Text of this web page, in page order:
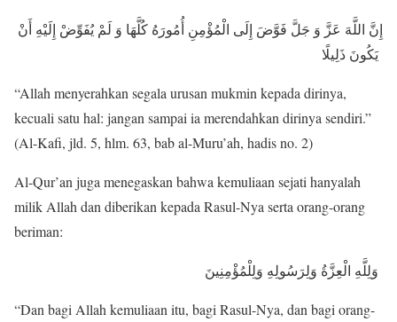
إِنَّ اللَّهَ عَزَّ وَ جَلَّ فَوَّضَ إِلَى الْمُؤْمِنِ أُمُورَهُ كُلَّهَا وَ لَمْ يُفَوِّضْ إِلَيْهِ أَنْ
يَكُونَ ذَلِيلًا
“Allah menyerahkan segala urusan mukmin kepada dirinya,
kecuali satu hal: jangan sampai ia merendahkan dirinya sendiri.”
(Al-Kafi, jld. 5, hlm. 63, bab al-Muru’ah, hadis no. 2)
Al-Qur’an juga menegaskan bahwa kemuliaan sejati hanyalah
milik Allah dan diberikan kepada Rasul-Nya serta orang-orang
beriman:
“Dan bagi Allah kemuliaan itu, bagi Rasul-Nya, dan bagi orang-